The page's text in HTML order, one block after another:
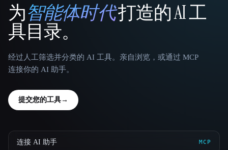
That AI Collection
为智能体时代打造的 AI 工
具目录。
经过人工筛选并分类的 AI 工具。亲自浏览，或通过 MCP
连接你的 AI 助手。
提交您的工具→
连接 AI 助手 MCP